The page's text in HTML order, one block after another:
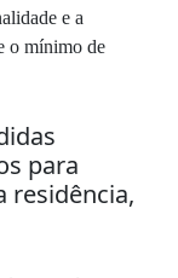
e a
o mínimo de
para
residência,